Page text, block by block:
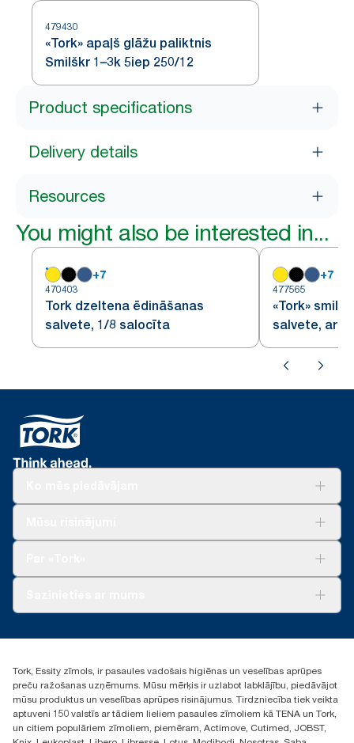
479430
«Tork» apaļš glāžu paliktnis
Smilškr 1–3k 5iep 250/12
Product specifications
Delivery details
Resources
You might also be interested in...
+7
470403
Tork dzeltena ēdināšanas
salvete, 1/8 salocīta
+7
477565
«Tork»
salvete, ar
+371 29141799
Atrast izplatītāju
Ulbrokas street 19A
Riga, Latvija
LV-1028
Tork, Essity zīmols, ir pasaules vadošais higiēnas un veselības aprūpes
preču ražošanas uzņēmums. Mūsu mērķis ir uzlabot labklājību, piedāvājot
mūsu produktus un veselības aprūpes risinājumus. Tirdzniecība tiek veikta
aptuveni 150 valstīs ar tādiem lieliem pasaules zīmoliem kā TENA un Tork,
un citiem populāriem zīmoliem, piemēram, Actimove, Cutimed, JOBST,